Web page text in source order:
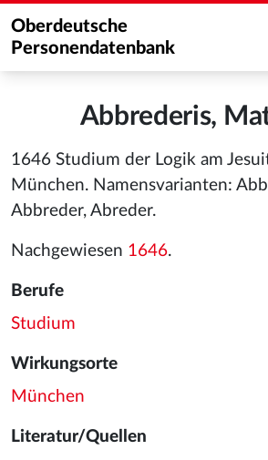
Oberdeutsche
Personendatenbank
Abbrederis,
1646 Studium der Logik am
München. Namensvarianten:
Abbreder, Abreder.
Nachgewiesen 1646.
Berufe
Studium
Wirkungsorte
München
Literatur/Quellen